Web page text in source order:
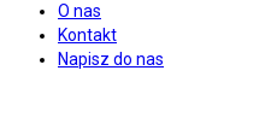
O nas
Kontakt
Napisz do nas